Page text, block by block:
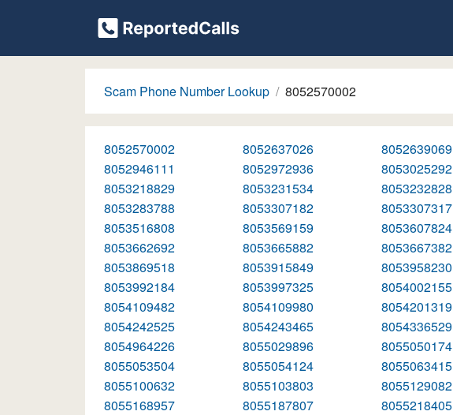
Scam Phone Number Lookup 8052570002
8052570002 8052637026 8052639069
8052946111
8052972936 8053025292
8053218829
8053231534 8053232828
8053283788
8053307182 8053307317
8053516808
8053569159 8053607824
8053662692
8053665882 8053667382
8053869518
8053915849 8053958230
8053992184
8053997325 8054002155
8054109482
8054109980 8054201319
8054242525
8054243465 8054336529
8054964226
8055029896 8055050174
8055053504
8055054124 8055063415
8055100632
8055103803 8055129082
8055168957
8055187807 8055218405